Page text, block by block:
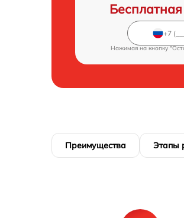
Нажимая на кнопку
Преимущества Этапы